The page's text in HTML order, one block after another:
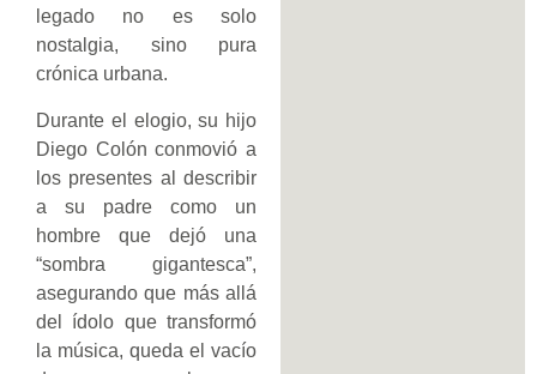
legado no es solo
nostalgia, sino pura
crónica urbana.
Durante el elogio, su hijo
Diego Colón conmovió a
los presentes al describir
a su padre como un
hombre que dejó una
“sombra gigantesca”,
asegurando que más allá
del ídolo que transformó
la música, queda el vacío